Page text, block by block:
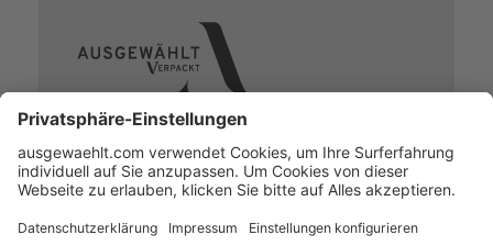
Über uns
Online Designer